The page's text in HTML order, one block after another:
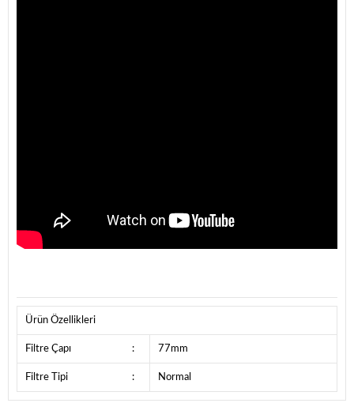
Ürün Özellikleri
Filtre Çapı : 77mm
Filtre Tipi : Normal